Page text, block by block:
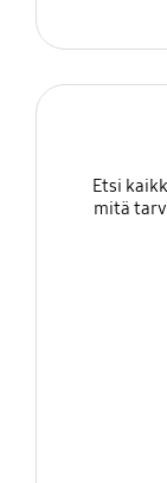
Etsi
mitä